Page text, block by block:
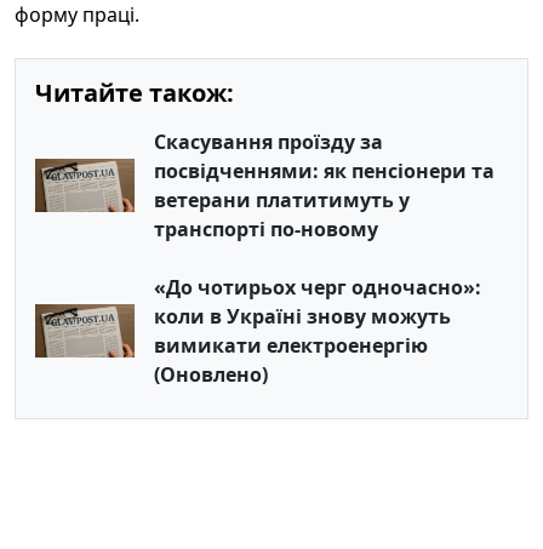
форму праці.
Читайте також:
Скасування проїзду за
посвідченнями: як пенсіонери та
ветерани платитимуть у
транспорті по-новому
«До чотирьох черг одночасно»:
коли в Україні знову можуть
вимикати електроенергію
(Оновлено)